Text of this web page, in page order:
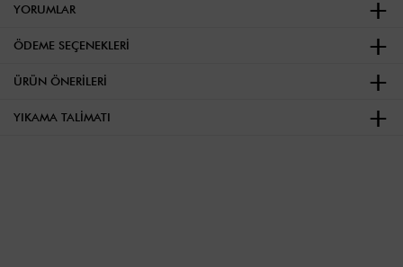
YORUMLAR
ÖDEME SEÇENEKLERI
ÜRÜN ÖNERILERI
YIKAMA TALIMATI